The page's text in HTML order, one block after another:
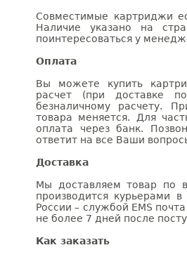
Совместимые картриджи
Наличие указано на
поинтересоваться у
Оплата
Вы можете купить
расчет (при доставке
безналичному расчету.
товара меняется. Для
оплата через банк.
ответит на все Ваши
Доставка
Мы доставляем товар по
производится курьерами
России – службой EMS
не более 7 дней после
Как заказать